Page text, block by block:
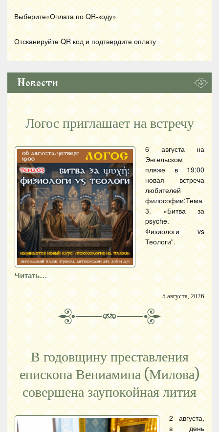
Выберите«Оплата по QR-коду»
Отсканируйте QR код и подтвердите оплату
Новости
Логос приглашает на встречу
6 августа на
Энгельском
пляже в 19:00
новая встреча
любителей
философии:Тема
3. «Битва за
psyche.
Физиологи vs
Теологи".
Читать…
5 августа, 2026
В годовщину преставления
епископа Вениамина (Милова)
совершена заупокойная лития
2 августа,
в день